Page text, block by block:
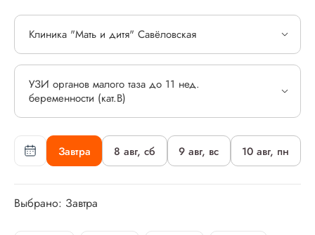
Завтра 8 авг, сб 9 авг, вс 10 авг, пн
Выбрано: Завтра
Клиника "Мать и дитя" Савёловская
УЗИ органов малого таза до 11 нед.
беременности (кат.В)